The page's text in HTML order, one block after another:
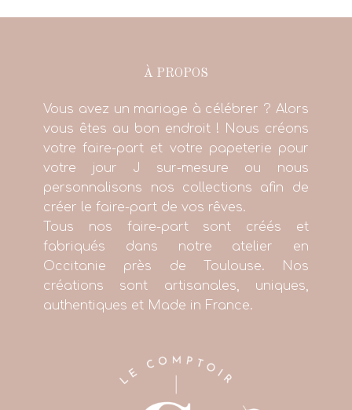
À PROPOS
Vous avez un mariage à célébrer ? Alors
vous êtes au bon endroit ! Nous créons
votre faire-part et votre papeterie pour
votre jour J sur-mesure ou nous
personnalisons nos collections afin de
créer le faire-part de vos rêves.
Tous nos faire-part sont créés et
fabriqués dans notre atelier en
Occitanie près de Toulouse. Nos
créations sont artisanales, uniques,
authentiques et Made in France.